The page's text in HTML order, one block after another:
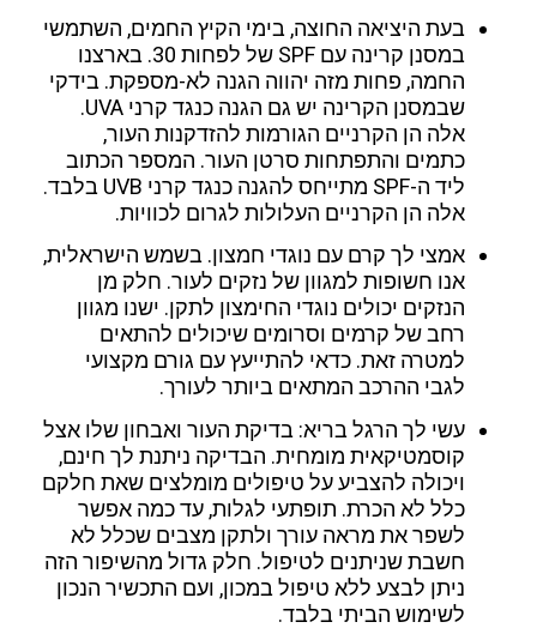
בעת היציאה החוצה, בימי הקיץ החמים, השתמשי
במסנן קרינה עם SPF של לפחות 30. בארצנו
החמה, פחות מזה יהווה הגנה לא-מספקת. בידקי
שבמסנן הקרינה יש גם הגנה כנגד קרני UVA.
אלה הן הקרניים הגורמות להזדקנות העור,
כתמים והתפתחות סרטן העור. המספר הכתוב
ליד ה-SPF מתייחס להגנה כנגד קרני UVB בלבד.
אלה הן הקרניים העלולות לגרום לכוויות.
אמצי לך קרם עם נוגדי חמצון. בשמש הישראלית,
אנו חשופות למגוון של נזקים לעור. חלק מן
הנזקים יכולים נוגדי החימצון לתקן. ישנו מגוון
רחב של קרמים וסרומים שיכולים להתאים
למטרה זאת. כדאי להתייעץ עם גורם מקצועי
לגבי ההרכב המתאים ביותר לעורך.
עשי לך הרגל בריא: בדיקת העור ואבחון שלו אצל
קוסמטיקאית מומחית. הבדיקה ניתנת לך חינם,
ויכולה להצביע על טיפולים מומלצים שאת חלקם
כלל לא הכרת. תופתעי לגלות, עד כמה אפשר
לשפר את מראה עורך ולתקן מצבים שכלל לא
חשבת שניתנים לטיפול. חלק גדול מהשיפור הזה
ניתן לבצע ללא טיפול במכון, ועם התכשיר הנכון
לשימוש הביתי בלבד.